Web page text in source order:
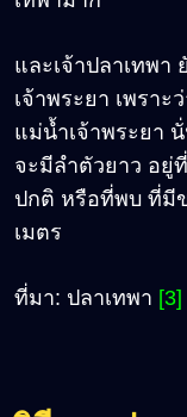
และเจ้าปลาเทพา
เจ้าพระยา เพรา
แม่น้ำเจ้าพระยา
จะมีลำตัวยาว อยู่
ปกติ หรือที่พบ ที่มี
เมตร
ที่มา: ปลาเทพา [3]